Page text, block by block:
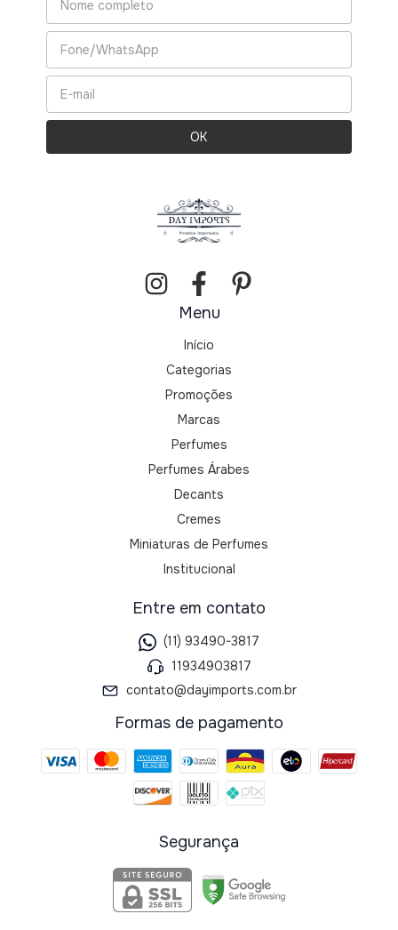
Menu
Início
Categorias
Promoções
Marcas
Perfumes
Perfumes Árabes
Decants
Cremes
Miniaturas de Perfumes
Institucional
Entre em contato
(11) 93490-3817
11934903817
contato@dayimports.com.br
Formas de pagamento
Segurança